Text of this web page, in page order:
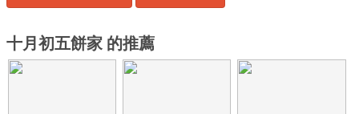
十月初五餅家 的推薦